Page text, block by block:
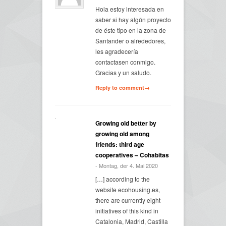
Hola estoy interesada en
saber si hay algún proyecto
de éste tipo en la zona de
Santander o alrededores,
les agradecería
contactasen conmigo.
Gracias y un saludo.
Reply to comment→
Growing old better by
growing old among
friends: third age
cooperatives – Cohabitas
- Montag, der 4. Mai 2020
[…] according to the
website ecohousing.es,
there are currently eight
initiatives of this kind in
Catalonia, Madrid, Castilla